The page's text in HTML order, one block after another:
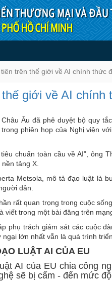
thế giới về
trên thế giới về AI chính thức
giới về AI
Âu đã phê duyệt bộ quy
phiên họp của Nghị viện
chuẩn toàn cầu về AI”, ông
tảng X.
Metsola, mô tả đạo luật là
dân.
rất quan trọng trong cuộc
viết trong một bài đăng trên
phụ trách giám sát các cuộc
lớn nhất vẫn là quá trình
LUẬT AI CỦA EU
AI của EU chia công
sẽ bị cấm - đến mức